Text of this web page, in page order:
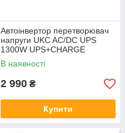
Автоінвертор перетворювач
напруги UKC AC/DC UPS
1300W UPS+CHARGE
В наявності
2 990 ₴
Купити